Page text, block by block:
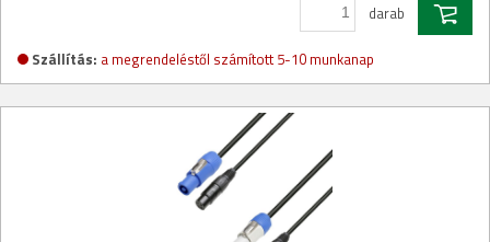
darab
Szállítás: a megrendeléstől számított 5-10 munkanap